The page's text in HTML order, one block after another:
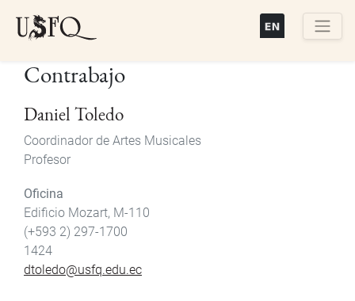
Contrabajo
Daniel Toledo
Coordinador de Artes Musicales
Profesor
Oficina
Edificio Mozart, M-110
(+593 2) 297-1700
1424
dtoledo@usfq.edu.ec